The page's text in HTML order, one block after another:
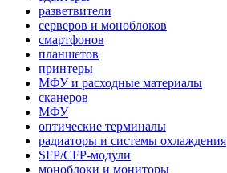
разветвители
серверов и моноблоков
смартфонов
планшетов
принтеры
МФУ и расходные материалы
сканеров
МФУ
оптические терминалы
радиаторы и системы охлаждения
SFP/CFP-модули
моноблоки и мониторы